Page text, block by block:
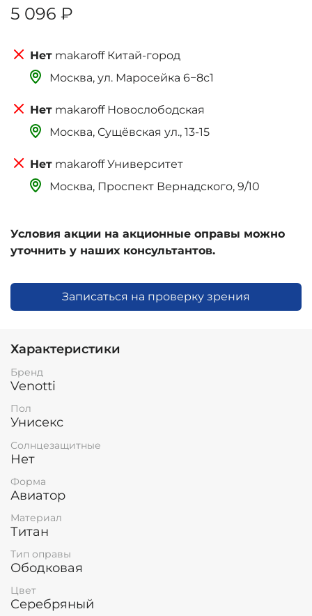
5 096 ₽
makaroff Китай-город
Москва, ‌‌‌‌ул. Маросейка 6−8с1
makaroff Новослободская
Москва, Сущёвская ул., 13-15
makaroff Университет
Москва, Проспект Вернадского, 9/10
Условия акции на акционные оправы можно
уточнить у наших консультантов.
Записаться на проверку зрения
Характеристики
Бренд
Venotti
Пол
Унисекс
Солнцезащитные
Нет
Форма
Авиатор
Материал
Титан
Тип оправы
Ободковая
Цвет
Серебряный